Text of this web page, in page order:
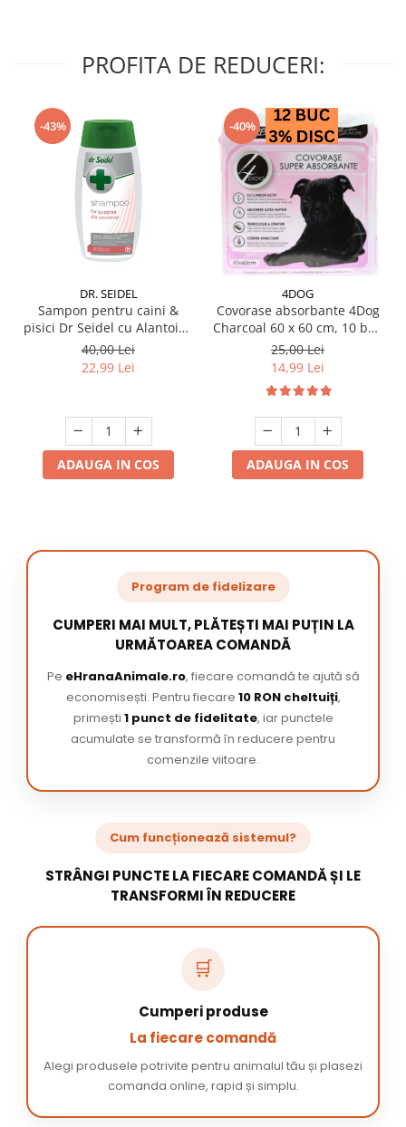
PROFITA DE REDUCERI:
-43%
DR. SEIDEL
Sampon pentru caini &
pisici Dr Seidel cu Alantoina
220 ml
40,00 Lei
22,99 Lei
ADAUGA IN COS
-40%
4DOG
Covorase absorbante 4Dog
Charcoal 60 x 60 cm, 10 buc
/ pachet
25,00 Lei
14,99 Lei
ADAUGA IN COS
Program de fidelizare
CUMPERI MAI MULT, PLĂTEȘTI MAI PUȚIN LA
URMĂTOAREA COMANDĂ
Pe eHranaAnimale.ro, fiecare comandă te ajută să
economisești. Pentru fiecare 10 RON cheltuiți,
primești 1 punct de fidelitate, iar punctele
acumulate se transformă în reducere pentru
comenzile viitoare.
Cum funcționează sistemul?
STRÂNGI PUNCTE LA FIECARE COMANDĂ ȘI LE
TRANSFORMI ÎN REDUCERE
🛒
Cumperi produse
La fiecare comandă
Alegi produsele potrivite pentru animalul tău și plasezi
comanda online, rapid și simplu.